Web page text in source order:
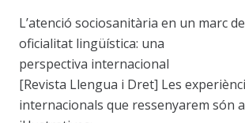
L’atenció sociosanitària en un marc
oficialitat lingüística: una
perspectiva internacional
[Revista Llengua i Dret] Les
internacionals que ressenyarem són